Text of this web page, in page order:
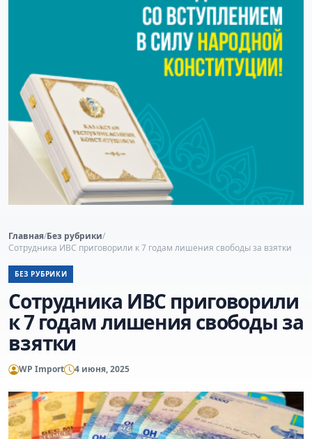
Главная/Без рубрики/
Сотрудника ИВС приговорили к 7 годам лишения свободы за взятки
БЕЗ РУБРИКИ
Сотрудника ИВС приговорили
к 7 годам лишения свободы за
взятки
WP Import 4 июня, 2025